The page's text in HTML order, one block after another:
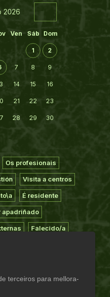
2026
Ven Sáb Dom
1 2
7 8 9
14 15 16
21 22 23
28 29 30
Os profesionais
Visita a centros
É residente
apadriñado
Falecido/a
Agradecementos
terceiros para mellora-